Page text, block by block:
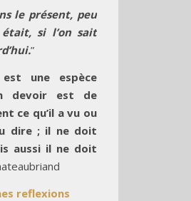
le présent, peu
si l’on sait
”
une espèce
devoir est de
ce qu’il a vu ou
dire ; il ne doit
aussi il ne doit
reflexions